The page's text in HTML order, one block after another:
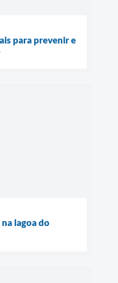
para prevenir e
lagoa do